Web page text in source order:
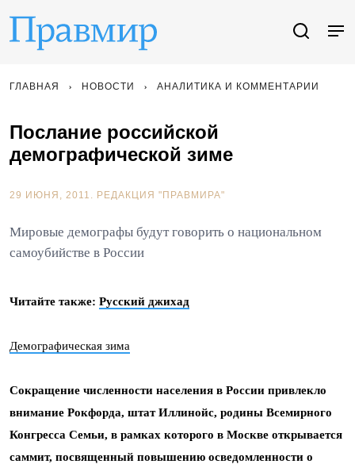
ГЛАВНАЯ НОВОСТИ АНАЛИТИКА И КОММЕНТАРИИ
Послание российской
демографической зиме
29 ИЮНЯ, 2011. РЕДАКЦИЯ "ПРАВМИРА"
Мировые демографы будут говорить о национальном
самоубийстве в России
Читайте также: Русский джихад
Демографическая зима
Сокращение численности населения в России привлекло
внимание Рокфорда, штат Иллинойс, родины Всемирного
Конгресса Семьи, в рамках которого в Москве открывается
саммит, посвященный повышению осведомленности о